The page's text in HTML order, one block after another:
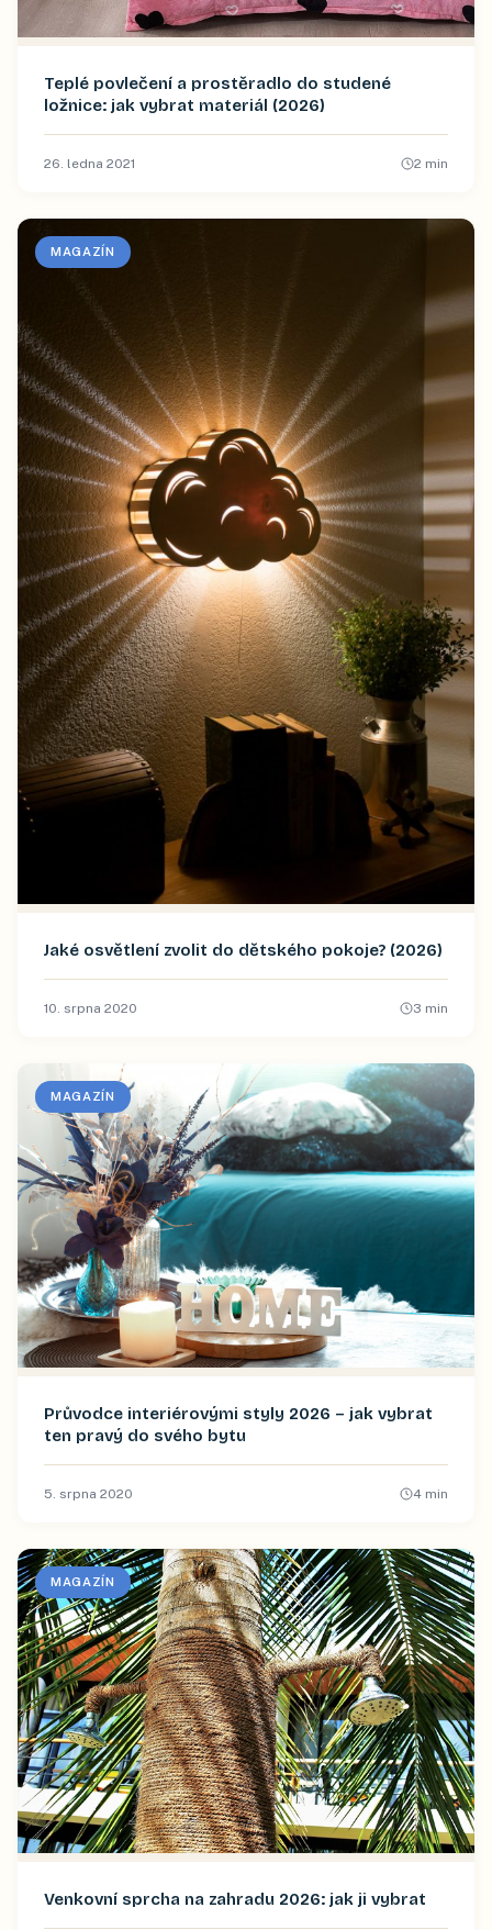
Teplé povlečení a prostěradlo do studené
ložnice: jak vybrat materiál (2026)
26. ledna 2021 2 min
MAGAZÍN
Jaké osvětlení zvolit do dětského pokoje? (2026)
10. srpna 2020 3 min
MAGAZÍN
Průvodce interiérovými styly 2026 – jak vybrat
ten pravý do svého bytu
5. srpna 2020 4 min
MAGAZÍN
Venkovní sprcha na zahradu 2026: jak ji vybrat